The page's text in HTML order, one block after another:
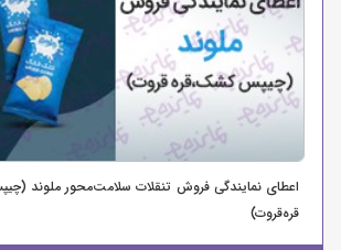
اعطای نمایندگی فروش تنقلات سلامت‌محور ملوند
قره‌قروت)